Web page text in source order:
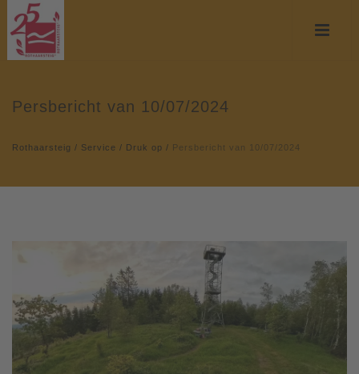
Persbericht van 10/07/2024
Rothaarsteig / Service / Druk op / Persbericht van 10/07/2024